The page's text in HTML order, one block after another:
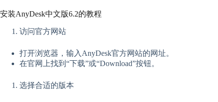
安装AnyDesk中文版6.2的教程
访问官方网站
打开浏览器，输入AnyDesk官方网站的网址。
在官网上找到“下载”或“Download”按钮。
选择合适的版本